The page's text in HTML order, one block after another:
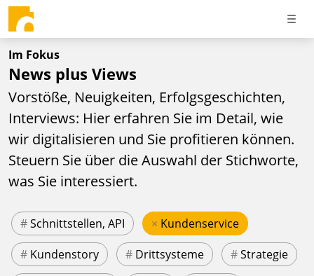
Im Fokus
News plus Views
Vorstöße, Neuigkeiten, Erfolgsgeschichten,
Interviews: Hier erfahren Sie im Detail, wie
wir digitalisieren und Sie profitieren können.
Steuern Sie über die Auswahl der Stichworte,
was Sie interessiert.
#Schnittstellen, API × Kundenservice
# Kundenstory # Drittsysteme #Strategie